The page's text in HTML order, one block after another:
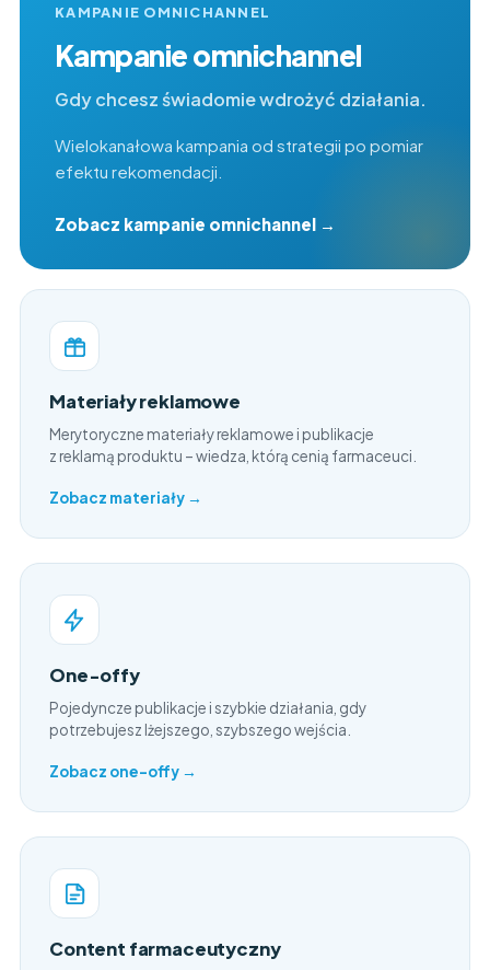
KAMPANIE OMNICHANNEL
Kampanie omnichannel
Gdy chcesz świadomie wdrożyć działania.
Wielokanałowa kampania od strategii po pomiar
efektu rekomendacji.
Zobacz kampanie omnichannel →
Materiały reklamowe
Merytoryczne materiały reklamowe i publikacje
z reklamą produktu – wiedza, którą cenią farmaceuci.
Zobacz materiały →
One-offy
Pojedyncze publikacje i szybkie działania, gdy
potrzebujesz lżejszego, szybszego wejścia.
Zobacz one-offy →
Content farmaceutyczny